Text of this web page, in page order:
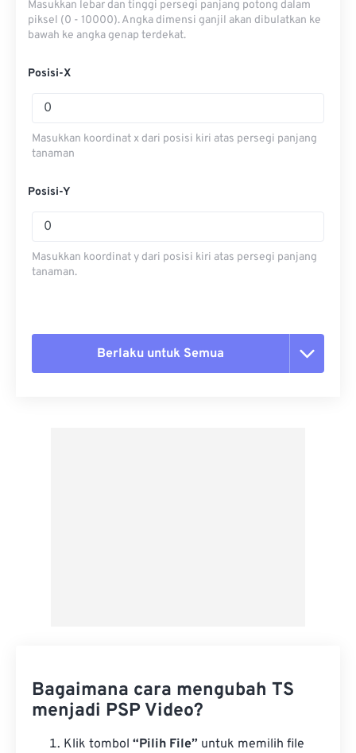
Masukkan lebar dan tinggi persegi panjang potong dalam
piksel (0 - 10000). Angka dimensi ganjil akan dibulatkan ke
bawah ke angka genap terdekat.
Posisi-X
Masukkan koordinat x dari posisi kiri atas persegi panjang
tanaman
Posisi-Y
Masukkan koordinat y dari posisi kiri atas persegi panjang
tanaman.
Berlaku untuk Semua
Bagaimana cara mengubah TS
menjadi PSP Video?
Klik tombol “Pilih File” untuk memilih file